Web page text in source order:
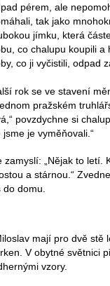
pérem, ale
tak jako
jímku, která
co chalupu koupili a
co ji vyčistili, odpad
rok se ve stavení
pražském
povzdychne si
je vyměňovali.“
„Nějak to letí.
a stárnou.“
do domu.
mají pro dvě
V obytné světnici
vzory.